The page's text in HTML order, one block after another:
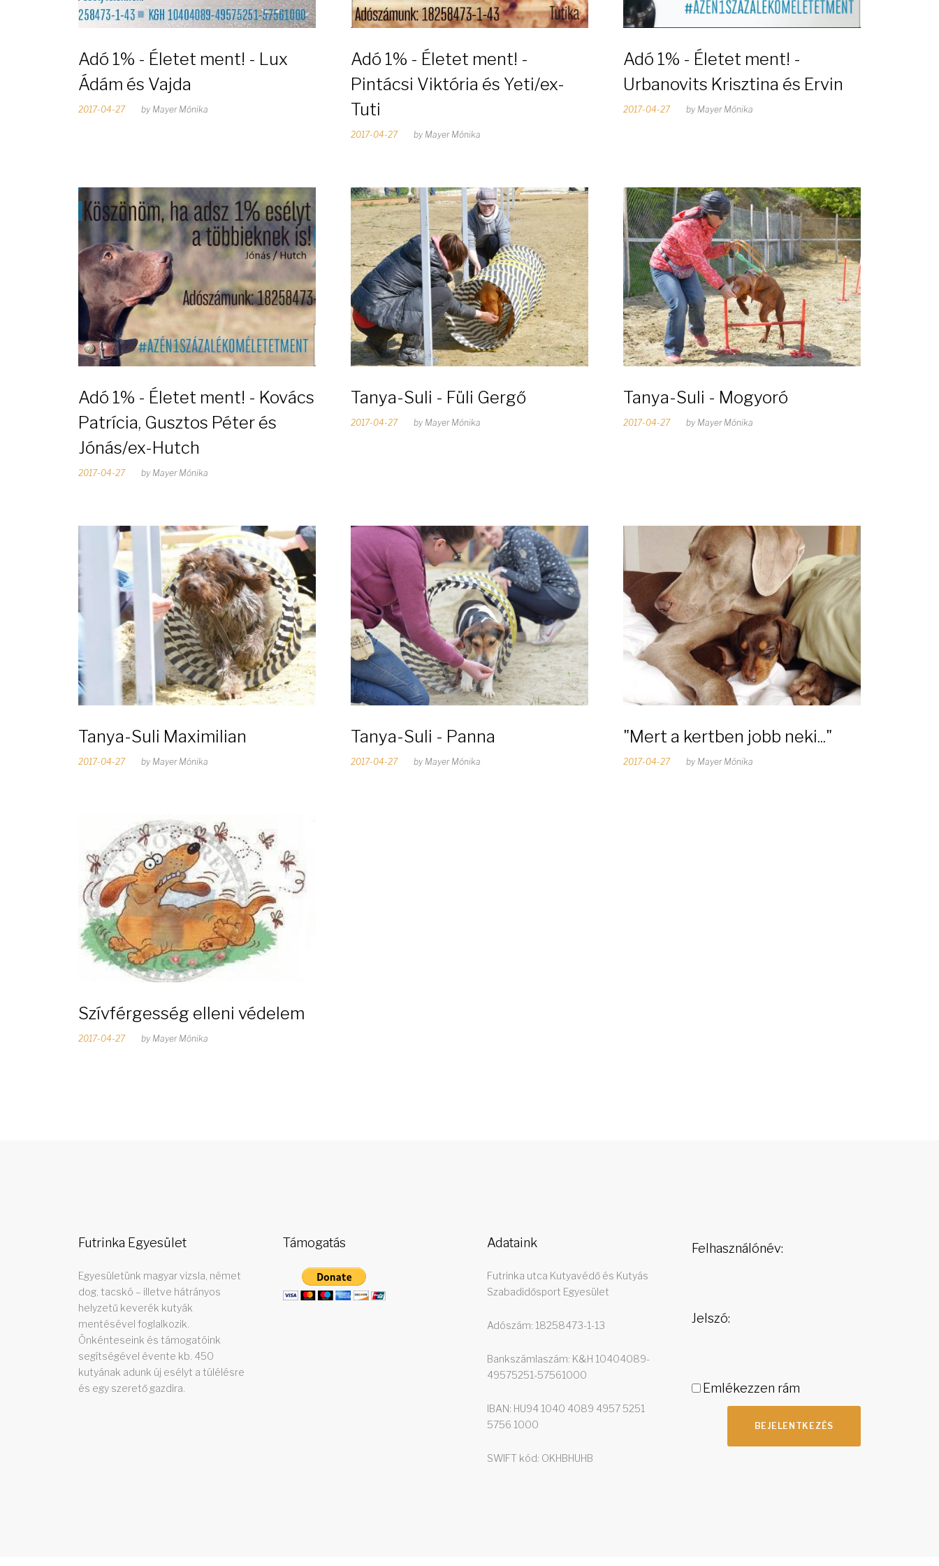
:
2
0
1
7
-
0
4
-
2
7
Adó 1% - Életet ment! - Lux
Ádám és Vajda
2017-04-27 by Mayer Mónika
Adó 1% - Életet ment! -
Pintácsi Viktória és Yeti/ex-
Tuti
2017-04-27 by Mayer Mónika
Adó 1% - Életet ment! -
Urbanovits Krisztina és Ervin
2017-04-27 by Mayer Mónika
Adó 1% - Életet ment! - Kovács
Patrícia, Gusztos Péter és
Jónás/ex-Hutch
2017-04-27 by Mayer Mónika
Tanya-Suli - Füli Gergő
2017-04-27 by Mayer Mónika
Tanya-Suli - Mogyoró
2017-04-27 by Mayer Mónika
Tanya-Suli Maximilian
2017-04-27 by Mayer Mónika
Tanya-Suli - Panna
2017-04-27 by Mayer Mónika
"Mert a kertben jobb neki..."
2017-04-27 by Mayer Mónika
Szívférgesség elleni védelem
2017-04-27 by Mayer Mónika
Futrinka Egyesület
Egyesületünk magyar vizsla, német
dog, tacskó – illetve hátrányos
helyzetű keverék kutyák
mentésével foglalkozik.
Önkénteseink és támogatóink
segítségével évente kb. 450
kutyának adunk új esélyt a túlélésre
és egy szerető gazdira.
Támogatás Adataink
Futrinka utca Kutyavédő és Kutyás
Szabadidősport Egyesület
Adószám: 18258473-1-13
Bankszámlaszám: K&H 10404089-
49575251-57561000
IBAN: HU94 1040 4089 4957 5251
5756 1000
SWIFT kód: OKHBHUHB
Felhasználónév:
Jelszó:
Emlékezzen rám
BEJELENTKEZÉS